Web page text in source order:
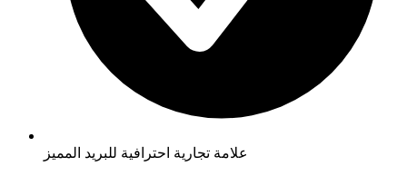
علامة تجارية احترافية للبريد المميز